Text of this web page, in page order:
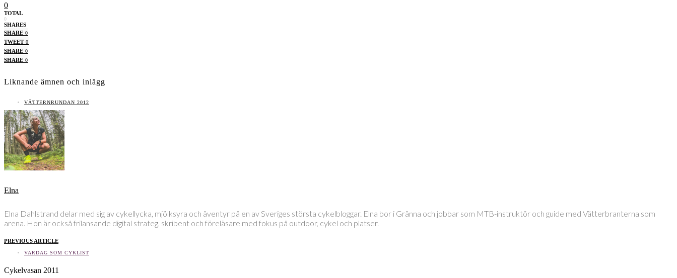
0
TOTAL
0
SHARES
SHARE 0
TWEET 0
SHARE 0
SHARE 0
Liknande ämnen och inlägg
VÄTTERNRUNDAN 2012
Elna
Elna Dahlstrand delar med sig av cykellycka, mjölksyra och äventyr på en av Sveriges största cykelbloggar. Elna bor i Gränna och jobbar som MTB-instruktör och guide med Vätterbranterna som
arena. Hon är också frilansande digital strateg, skribent och föreläsare med fokus på outdoor, cykel och platser.
PREVIOUS ARTICLE
VARDAG SOM CYKLIST
Cykelvasan 2011